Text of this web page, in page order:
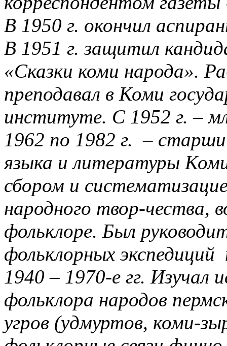
В 1950 г. окончил
В 1951 г. защитил
«Сказки коми народа».
преподавал в Коми
институте. С 1952 г. –
1962 по 1982 г. –
языка и литературы
сбором и
народного твор-чества,
фольклоре. Был
фольклорных
1940 – 1970-е гг.
фольклора народов
угров (удмуртов, коми-